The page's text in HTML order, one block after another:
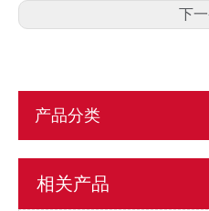
下
产品分类
相关产品